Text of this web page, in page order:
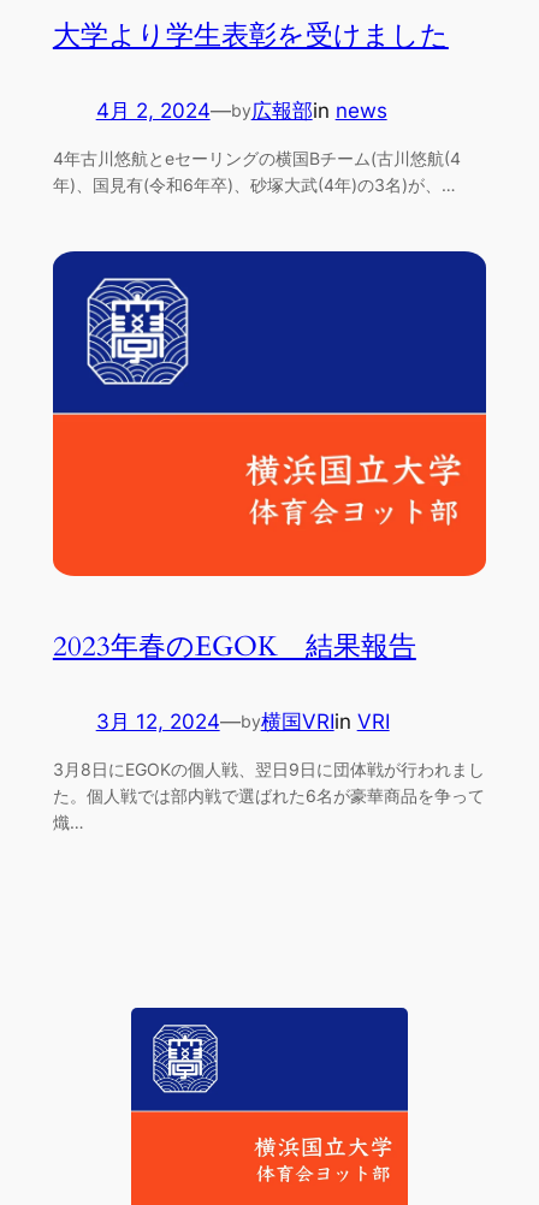
大学より学生表彰を受けました
4月 2, 2024—by広報部in news
4年古川悠航とeセーリングの横国Bチーム(古川悠航(4
年)、国見有(令和6年卒)、砂塚大武(4年)の3名)が、…
2023年春のEGOK 結果報告
3月 12, 2024—by横国VRIin VRI
3月8日にEGOKの個人戦、翌日9日に団体戦が行われまし
た。個人戦では部内戦で選ばれた6名が豪華商品を争って
熾…